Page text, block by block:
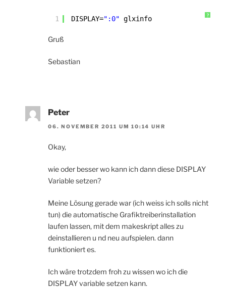
?
1 DISPLAY=":0" glxinfo
Gruß
Sebastian
Peter
06. NOVEMBER 2011 UM 10:14 UHR
Okay,
wie oder besser wo kann ich dann diese DISPLAY
Variable setzen?
Meine Lösung gerade war (ich weiss ich solls nicht
tun) die automatische Grafiktreiberinstallation
laufen lassen, mit dem makeskript alles zu
deinstallieren u nd neu aufspielen. dann
funktioniert es.
Ich wäre trotzdem froh zu wissen wo ich die
DISPLAY variable setzen kann.